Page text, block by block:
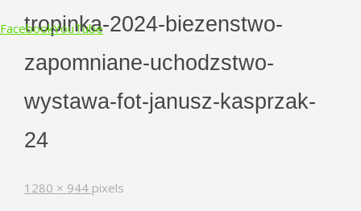
FacebookYouTube
content
tropinka-2024-biezenstwo-
zapomniane-uchodzstwo-
wystawa-fot-janusz-kasprzak-
24
Full
1280 × 944 pixels